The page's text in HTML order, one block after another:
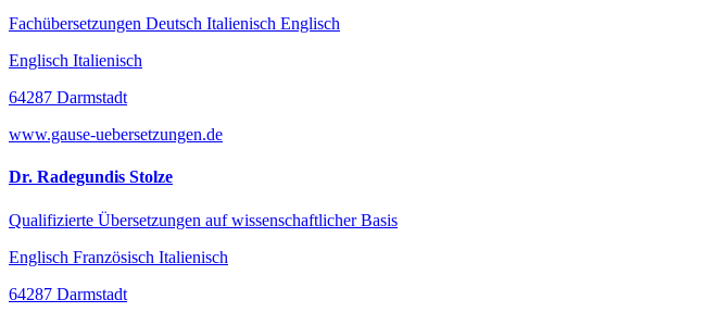
Fachübersetzungen Deutsch Italienisch Englisch
Englisch Italienisch
64287 Darmstadt
www.gause-uebersetzungen.de
Dr. Radegundis Stolze
Qualifizierte Übersetzungen auf wissenschaftlicher Basis
Englisch Französisch Italienisch
64287 Darmstadt